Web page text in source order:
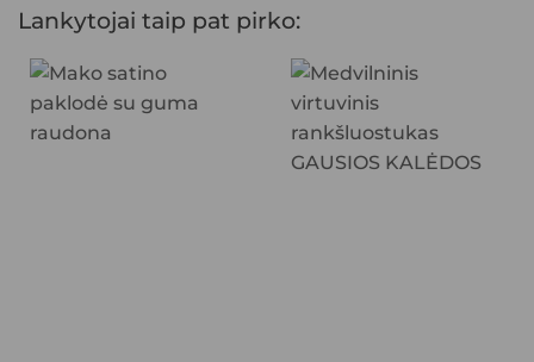
Lankytojai taip pat pirko: